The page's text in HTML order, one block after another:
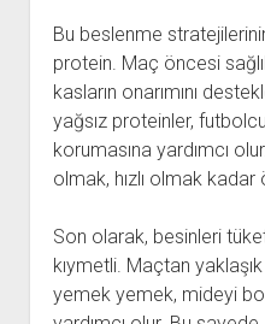
Bu beslenme
protein. Maç öncesi
kasların onarımını
yağsız proteinler,
korumasına yardımcı
olmak, hızlı olmak kadar
Son olarak, besinleri
kıymetli. Maçtan
yemek yemek, mideyi